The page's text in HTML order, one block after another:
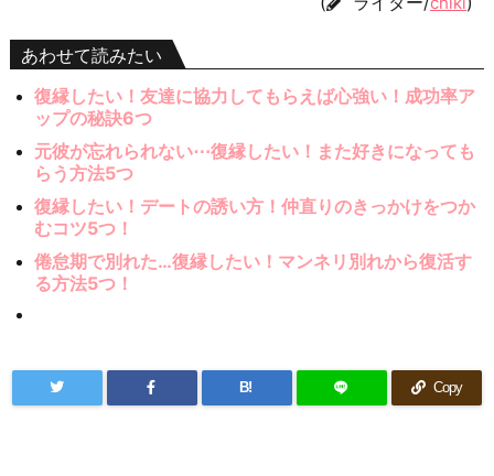
あわせて読みたい
復縁したい！友達に協力してもらえば心強い！成功率ア
ップの秘訣6つ
元彼が忘れられない⋯復縁したい！また好きになっても
らう方法5つ
復縁したい！デートの誘い方！仲直りのきっかけをつか
むコツ5つ！
倦怠期で別れた…復縁したい！マンネリ別れから復活す
る方法5つ！
B! Copy